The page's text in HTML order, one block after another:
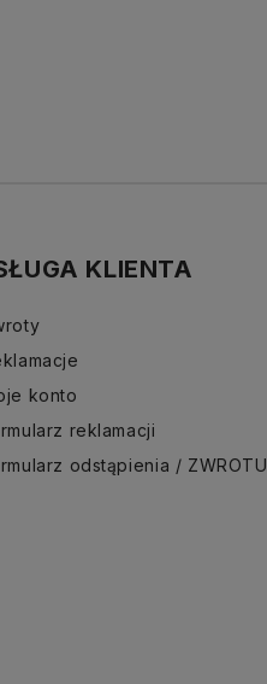
KLIENTA
konto
reklamacji
odstąpienia / ZWROTU